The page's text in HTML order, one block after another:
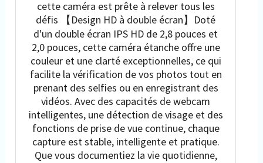
cette caméra est prête à relever tous les
défis 【Design HD à double écran】Doté
d'un double écran IPS HD de 2,8 pouces et
2,0 pouces, cette caméra étanche offre une
couleur et une clarté exceptionnelles, ce qui
facilite la vérification de vos photos tout en
prenant des selfies ou en enregistrant des
vidéos. Avec des capacités de webcam
intelligentes, une détection de visage et des
fonctions de prise de vue continue, chaque
capture est stable, intelligente et pratique.
Que vous documentiez la vie quotidienne,